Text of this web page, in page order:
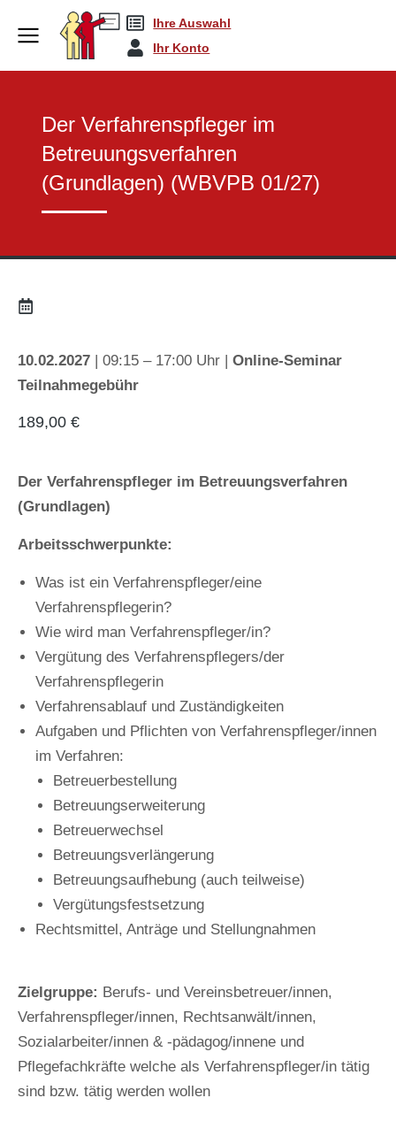
Ihre Auswahl
Ihr Konto
You are here:
Zertifikatslehrgäng… Der Verfahrenspflege…
Der Verfahrenspfleger im
Betreuungsverfahren
(Grundlagen) (WBVPB 01/27)
10.02.2027 | 09:15 – 17:00 Uhr | Online-Seminar
Teilnahmegebühr
189,00 €
Der Verfahrenspfleger im Betreuungsverfahren
(Grundlagen)
Arbeitsschwerpunkte:
Was ist ein Verfahrenspfleger/eine
Verfahrenspflegerin?
Wie wird man Verfahrenspfleger/in?
Vergütung des Verfahrenspflegers/der
Verfahrenspflegerin
Verfahrensablauf und Zuständigkeiten
Aufgaben und Pflichten von Verfahrenspfleger/innen
im Verfahren:
Betreuerbestellung
Betreuungserweiterung
Betreuerwechsel
Betreuungsverlängerung
Betreuungsaufhebung (auch teilweise)
Vergütungsfestsetzung
Rechtsmittel, Anträge und Stellungnahmen
Zielgruppe: Berufs- und Vereinsbetreuer/innen,
Verfahrenspfleger/innen, Rechtsanwält/innen,
Sozialarbeiter/innen & -pädagog/innene und
Pflegefachkräfte welche als Verfahrenspfleger/in tätig
sind bzw. tätig werden wollen